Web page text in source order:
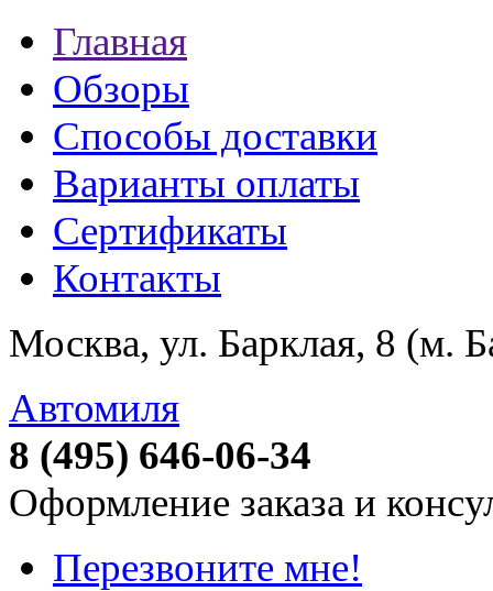
Главная
Обзоры
Способы доставки
Варианты оплаты
Сертификаты
Контакты
Москва, ул. Барклая, 8 (м.
Автомиля
8 (495) 646-06-34
Оформление заказа и
Перезвоните мне!